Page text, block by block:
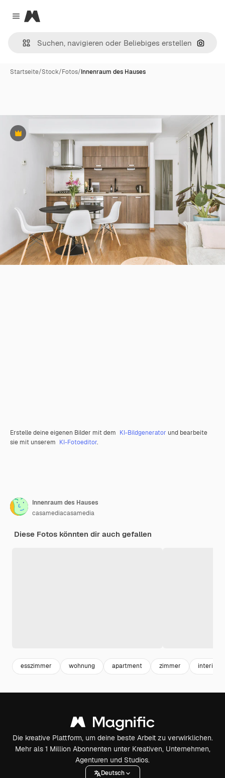
Close menu
Magnific
Nach
Startseite/Stock/Fotos/Innenraum des Hauses
Premium
Erstelle deine eigenen Bilder mit dem KI-Bildgenerator und bearbeite
sie mit unserem KI-Fotoeditor.
Innenraum des Hauses
casamediacasamedia
Diese Fotos könnten dir auch gefallen
esszimmer wohnung apartment zimmer interior
Die kreative Plattform, um deine beste Arbeit zu verwirklichen.
Mehr als 1 Million Abonnenten unter Kreativen, Unternehmen,
Agenturen und Studios.
Deutsch